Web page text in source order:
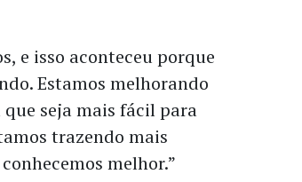
e isso aconteceu porque
Estamos melhorando
que seja mais fácil para
trazendo mais
melhor.”